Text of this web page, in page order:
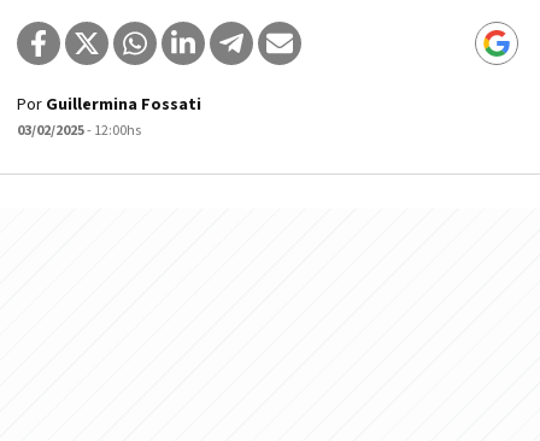
Por Guillermina Fossati
03/02/2025- 12:00hs